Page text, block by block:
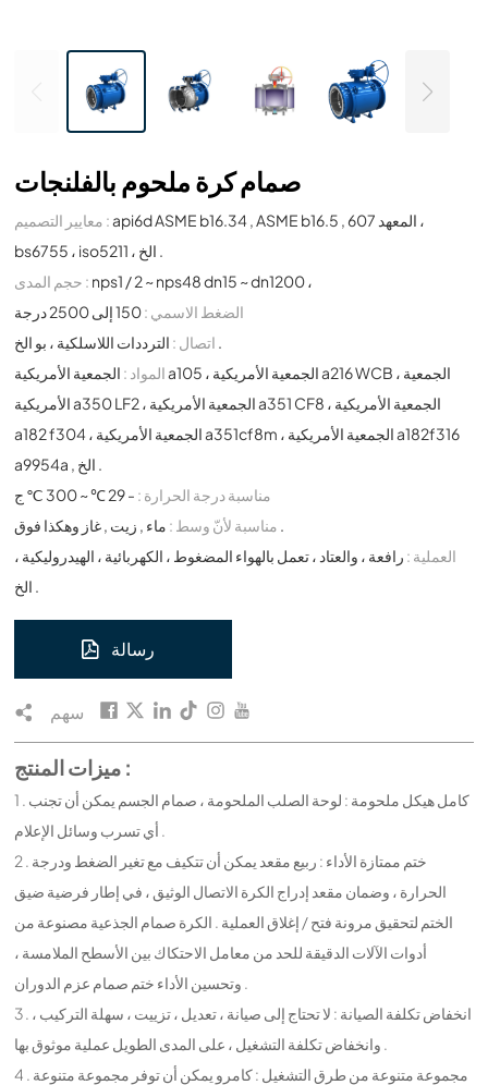
صمام كرة ملحوم بالفلنجات
معايير التصميم :api6d ASME b16.34 , ASME b16.5 , المعهد 607 ،
bs6755 ، iso5211 ، الخ .
حجم المدى : nps1 / 2 ~ nps48 dn15 ~ dn1200 ،
الضغط الاسمي :150 إلى 2500 درجة
اتصال : الترددات اللاسلكية ، بو الخ .
المواد : الجمعية الأمريكية a105 ، الجمعية الأمريكية a216 WCB ، الجمعية
الأمريكية a350 LF2 ، الجمعية الأمريكية a351 CF8 ، الجمعية الأمريكية
a182 f304 ، الجمعية الأمريكية a351cf8m ، الجمعية الأمريكية a182f316
a9954a , الخ .
مناسبة درجة الحرارة : - 29 ℃ ~ 300 ℃ ج
مناسبة لأنّ وسط : ماء , زيت , غاز وهكذا فوق .
العملية : رافعة ، والعتاد ، تعمل بالهواء المضغوط ، الكهربائية ، الهيدروليكية ،
الخ .
رسالة
سهم
ميزات المنتج :
1 . كامل هيكل ملحومة : لوحة الصلب الملحومة ، صمام الجسم يمكن أن تجنب
أي تسرب وسائل الإعلام .
2 . ختم ممتازة الأداء : ربيع مقعد يمكن أن تتكيف مع تغير الضغط ودرجة
الحرارة ، وضمان مقعد إدراج الكرة الاتصال الوثيق ، في إطار فرضية ضيق
الختم لتحقيق مرونة فتح / إغلاق العملية . الكرة صمام الجذعية مصنوعة من
أدوات الآلات الدقيقة للحد من معامل الاحتكاك بين الأسطح الملامسة ،
وتحسين الأداء ختم صمام عزم الدوران .
3 . انخفاض تكلفة الصيانة : لا تحتاج إلى صيانة ، تعديل ، تزييت ، سهلة التركيب ،
وانخفاض تكلفة التشغيل ، على المدى الطويل عملية موثوق بها .
4 . مجموعة متنوعة من طرق التشغيل : كامرو يمكن أن توفر مجموعة متنوعة